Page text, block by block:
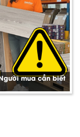
mua cần biết